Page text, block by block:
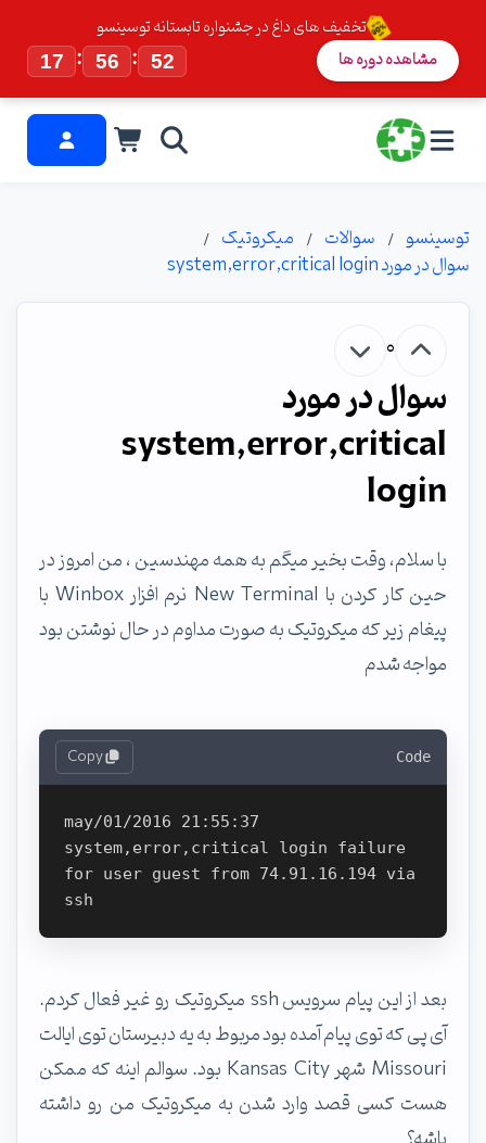
تخفیف های داغ در جشنواره تابستانه توسینسو
17
: 56 : 52 مشاهده دوره ها
توسینسو سوالات
میکروتیک
سوال در مورد system,error,critical login
0
سوال در مورد
system,error,critical
login
با سلام، وقت بخیر میگم به همه مهندسین ، من امروز در
حین کار کردن با New Terminal نرم افزار Winbox با
پیغام زیر که میکروتیک به صورت مداوم در حال نوشتن بود
مواجه شدم
Code
Copy
may/01/2016 21:55:37
system,error,critical login failure
for user guest from 74.91.16.194 via
بعد از این پیام سرویس ssh میکروتیک رو غیر فعال کردم.
آی پی که توی پیام آمده بود مربوط به یه دبیرستان توی ایالت
Missouri شهر Kansas City بود. سوالم اینه که ممکن
هست کسی قصد وارد شدن به میکروتیک من رو داشته